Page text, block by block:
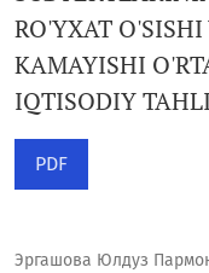
RO'YXAT
KAMAYISHI
IQTISODIY
PDF
Эргашова Юлдуз